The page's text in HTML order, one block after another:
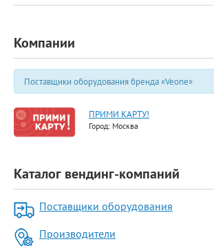
Компании
Поставщики оборудования бренда «Veone»
ПРИМИ КАРТУ!
Город: Москва
Каталог вендинг-компаний
Поставщики оборудования
Производители